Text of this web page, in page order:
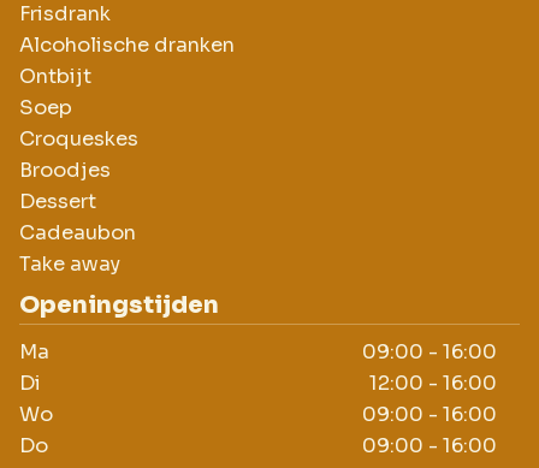
Frisdrank
Alcoholische dranken
Ontbijt
Soep
Croqueskes
Broodjes
Dessert
Cadeaubon
Take away
Openingstijden
Ma
09:00 - 16:00
Di
12:00 - 16:00
Wo
09:00 - 16:00
Do
09:00 - 16:00